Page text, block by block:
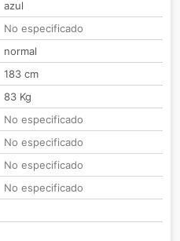
azul
No especificado
normal
183 cm
83 Kg
No especificado
No especificado
No especificado
No especificado